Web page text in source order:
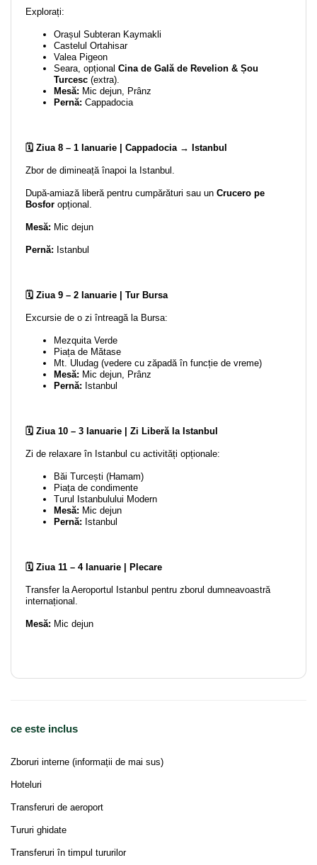
Explorați:
Orașul Subteran Kaymakli
Castelul Ortahisar
Valea Pigeon
Seara, opțional Cina de Gală de Revelion & Șou
Turcesc (extra).
Mesă: Mic dejun, Prânz
Pernă: Cappadocia
🗓️ Ziua 8 – 1 Ianuarie | Cappadocia → Istanbul
Zbor de dimineață înapoi la Istanbul.
După-amiază liberă pentru cumpărături sau un Crucero pe
Bosfor opțional.
Mesă: Mic dejun
Pernă: Istanbul
🗓️ Ziua 9 – 2 Ianuarie | Tur Bursa
Excursie de o zi întreagă la Bursa:
Mezquita Verde
Piața de Mătase
Mt. Uludag (vedere cu zăpadă în funcție de vreme)
Mesă: Mic dejun, Prânz
Pernă: Istanbul
🗓️ Ziua 10 – 3 Ianuarie | Zi Liberă la Istanbul
Zi de relaxare în Istanbul cu activități opționale:
Băi Turcești (Hamam)
Piața de condimente
Turul Istanbulului Modern
Mesă: Mic dejun
Pernă: Istanbul
🗓️ Ziua 11 – 4 Ianuarie | Plecare
Transfer la Aeroportul Istanbul pentru zborul dumneavoastră
internațional.
Mesă: Mic dejun
ce este inclus
Zboruri interne (informații de mai sus)
Hoteluri
Transferuri de aeroport
Tururi ghidate
Transferuri în timpul tururilor